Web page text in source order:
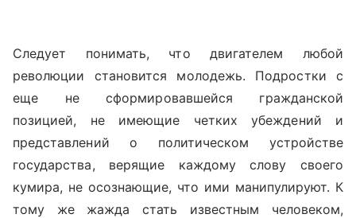
Следует понимать, что двигателем любой
революции становится молодежь. Подростки с
еще не сформировавшейся гражданской
позицией, не имеющие четких убеждений и
представлений о политическом устройстве
государства, верящие каждому слову своего
кумира, не осознающие, что ими манипулируют. К
тому же жажда стать известным человеком,